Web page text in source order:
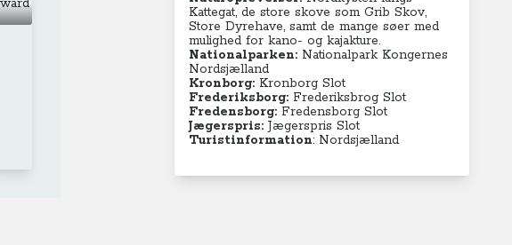
Kattegat, de store skove som Grib Skov,
Store Dyrehave, samt de mange søer med
mulighed for kano- og kajakture.
Nationalparken: Nationalpark Kongernes
Nordsjælland
Kronborg: Kronborg Slot
Frederiksborg: Frederiksbrog Slot
Fredensborg: Fredensborg Slot
Jægerspris:Jægerspris Slot
Turistinformation: Nordsjælland